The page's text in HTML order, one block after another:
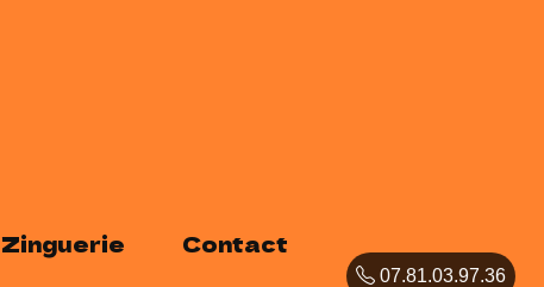
Zinguerie Contact
07.81.03.97.36